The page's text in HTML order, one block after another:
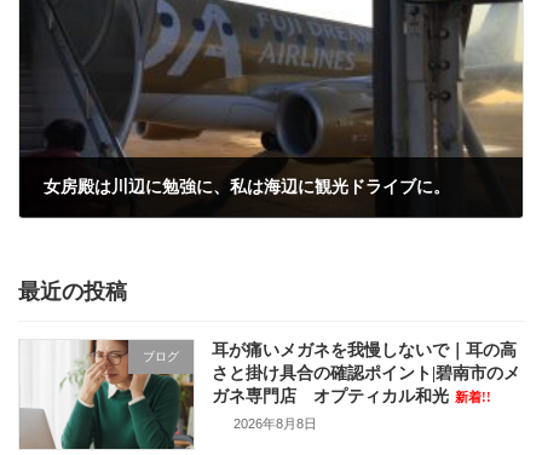
女房殿は川辺に勉強に、私は海辺に観光ドライブに。
最近の投稿
ブログ
耳が痛いメガネを我慢しないで｜耳の高
さと掛け具合の確認ポイント|碧南市のメ
ガネ専門店 オプティカル和光 新着!!
2026年8月8日